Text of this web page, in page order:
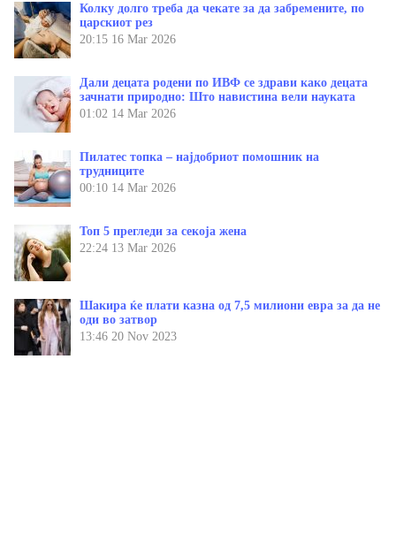
Колку долго треба да чекате за да забремените, по
царскиот рез
20:15 16 Mar 2026
Дали децата родени по ИВФ се здрави како децата
зачнати природно: Што навистина вели науката
01:02 14 Mar 2026
Пилатес топка – најдобриот помошник на
трудниците
00:10 14 Mar 2026
Топ 5 прегледи за секоја жена
22:24 13 Mar 2026
Шакира ќе плати казна од 7,5 милиони евра за да не
оди во затвор
13:46 20 Nov 2023